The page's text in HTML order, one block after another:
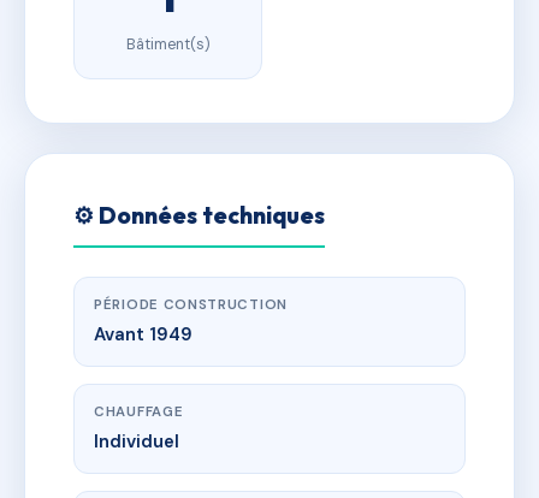
Bâtiment(s)
⚙️ Données techniques
PÉRIODE CONSTRUCTION
Avant 1949
CHAUFFAGE
Individuel